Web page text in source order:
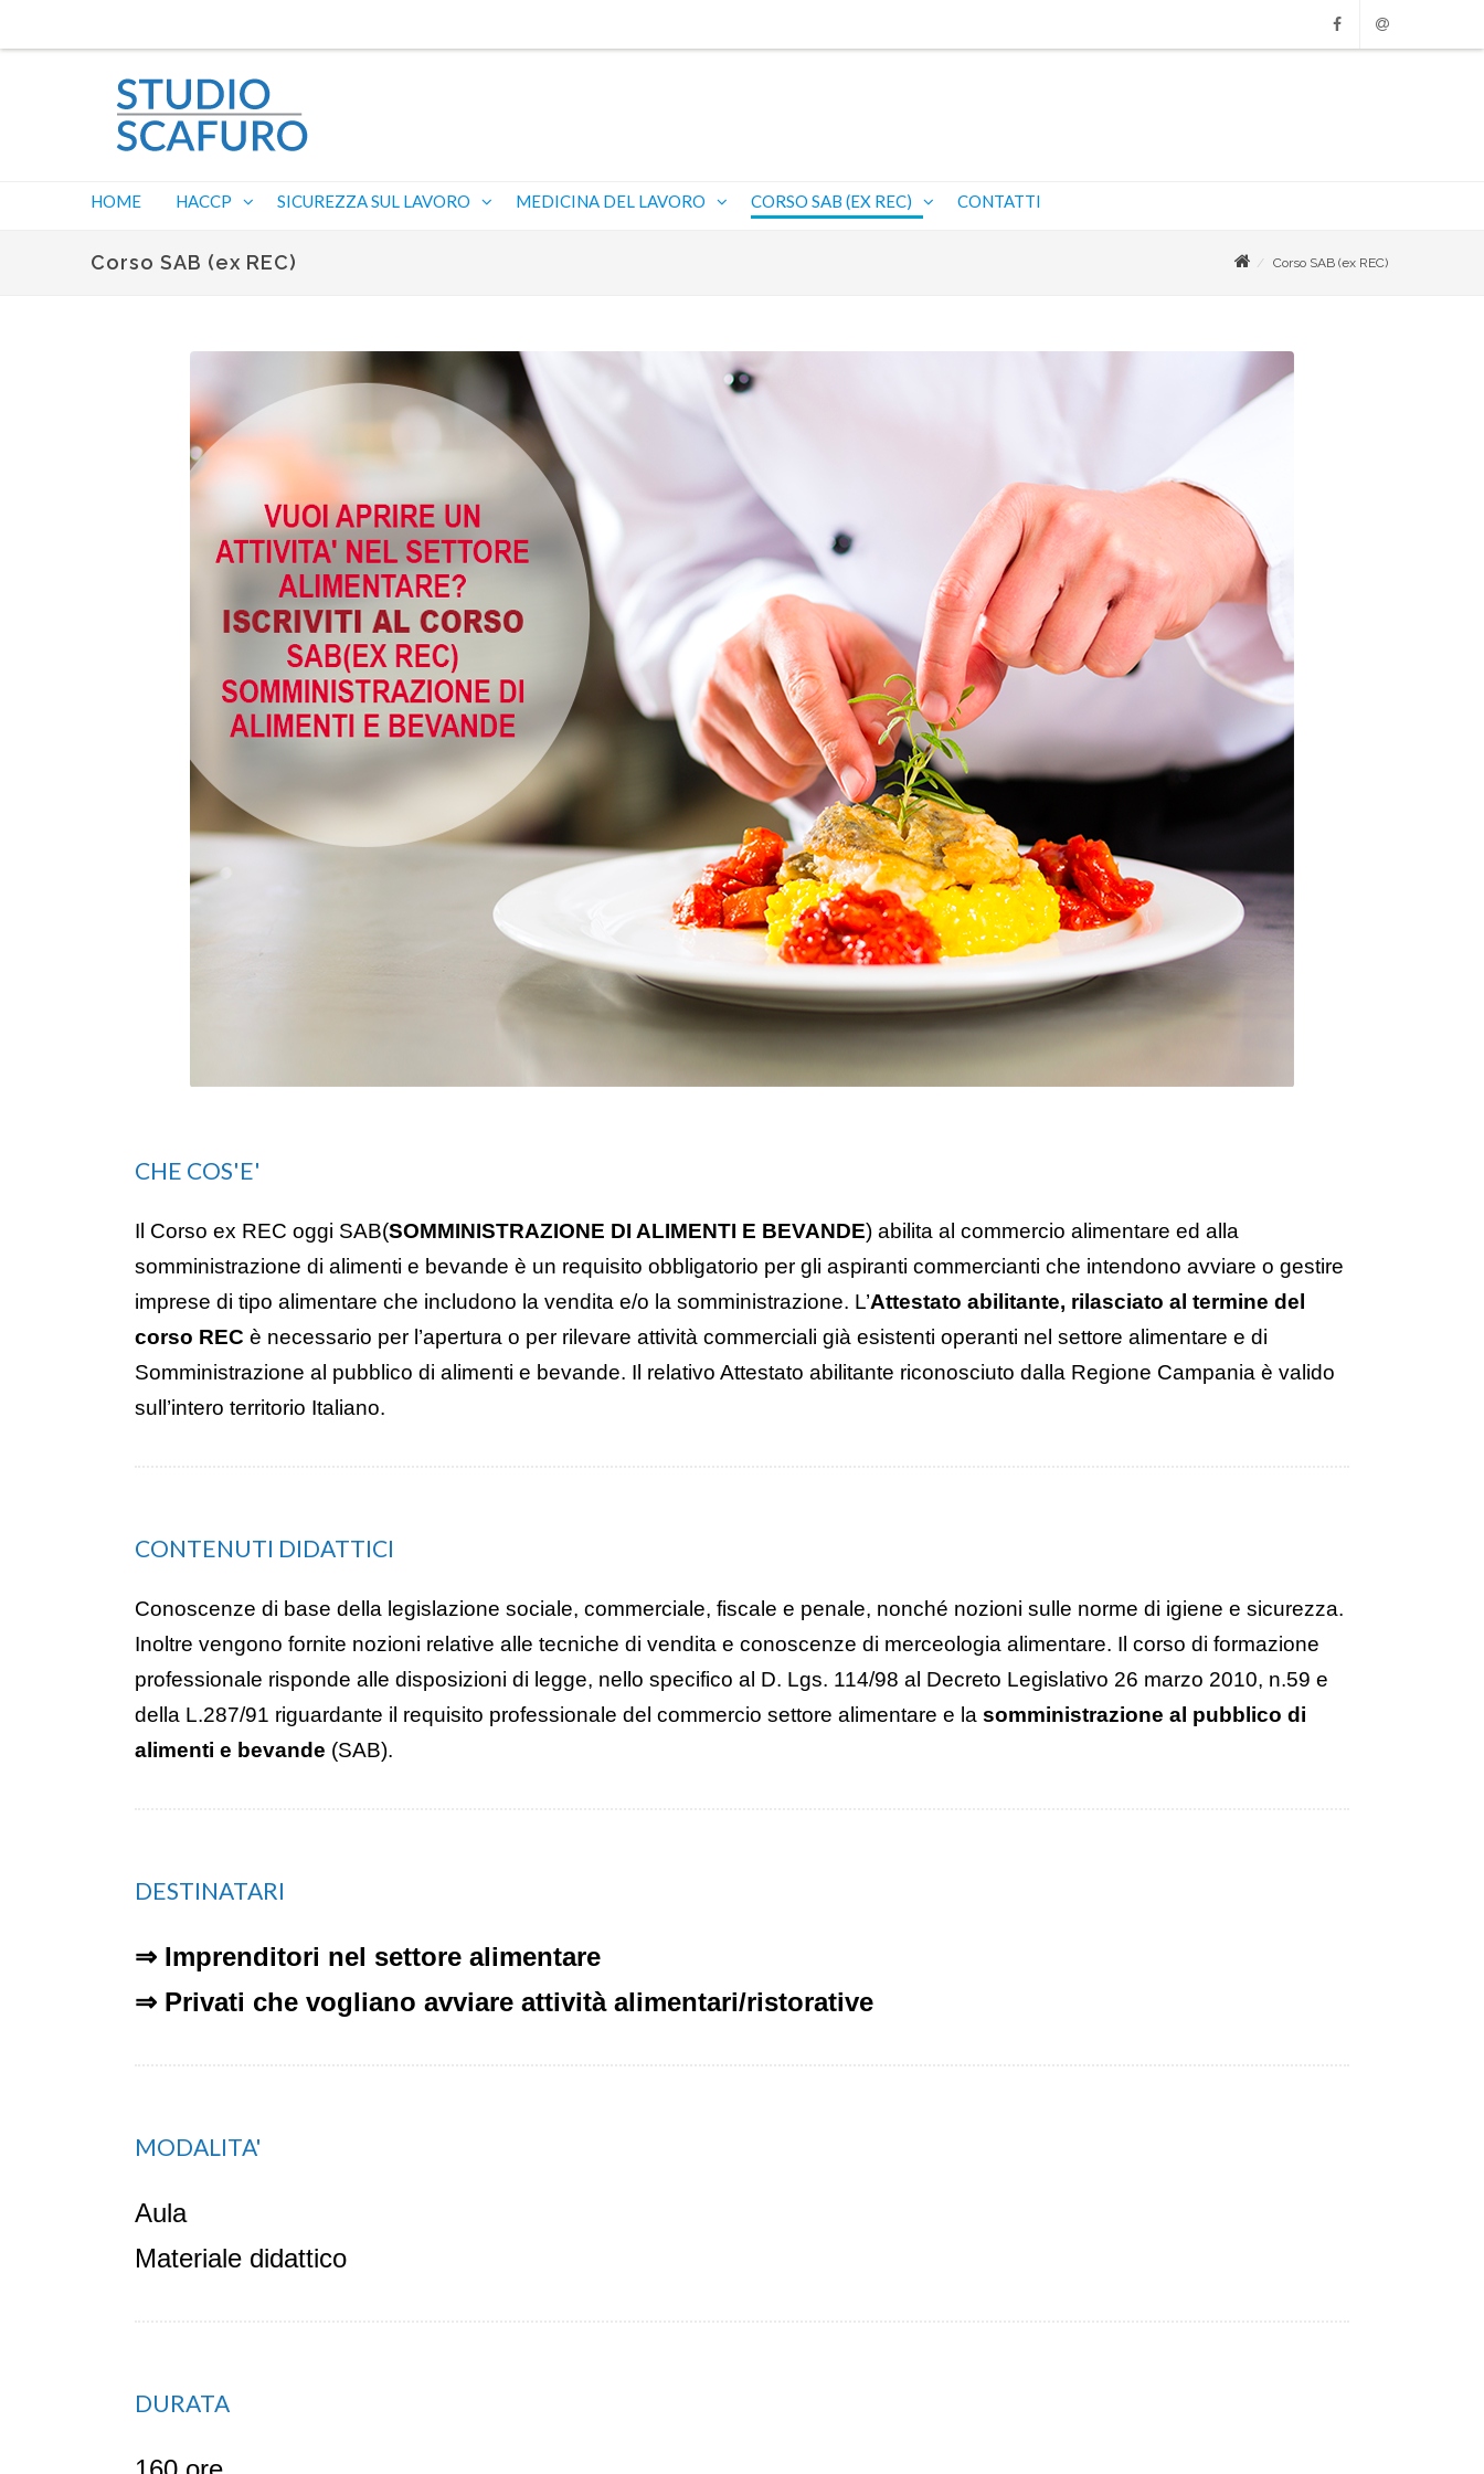
HOME HACCP SICUREZZA SUL LAVORO MEDICINA DEL LAVORO CORSO SAB (EX REC) CONTATTI
Corso SAB (ex REC) Corso SAB (ex REC)
CHE COS'E'
Il Corso ex REC oggi SAB(SOMMINISTRAZIONE DI ALIMENTI E BEVANDE) abilita al commercio alimentare ed alla
somministrazione di alimenti e bevande è un requisito obbligatorio per gli aspiranti commercianti che intendono avviare o gestire
imprese di tipo alimentare che includono la vendita e/o la somministrazione. L’Attestato abilitante, rilasciato al termine del
corso REC è necessario per l’apertura o per rilevare attività commerciali già esistenti operanti nel settore alimentare e di
Somministrazione al pubblico di alimenti e bevande. Il relativo Attestato abilitante riconosciuto dalla Regione Campania è valido
sull’intero territorio Italiano.
CONTENUTI DIDATTICI
Conoscenze di base della legislazione sociale, commerciale, fiscale e penale, nonché nozioni sulle norme di igiene e sicurezza.
Inoltre vengono fornite nozioni relative alle tecniche di vendita e conoscenze di merceologia alimentare. Il corso di formazione
professionale risponde alle disposizioni di legge, nello specifico al D. Lgs. 114/98 al Decreto Legislativo 26 marzo 2010, n.59 e
della L.287/91 riguardante il requisito professionale del commercio settore alimentare e la somministrazione al pubblico di
alimenti e bevande (SAB).
DESTINATARI
⇒ Imprenditori nel settore alimentare
⇒ Privati che vogliano avviare attività alimentari/ristorative
MODALITA'
Aula
Materiale didattico
DURATA